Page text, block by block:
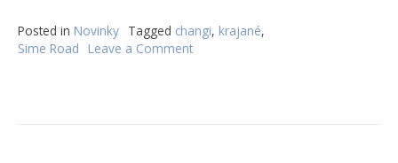
Posted in Novinky Tagged changi, krajané,
Sime Road
Leave a Comment